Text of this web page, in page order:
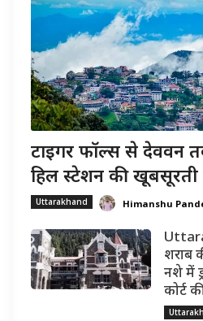
टाइगर फॉल्स से देववन
हिल स्टेशन की खूबसूरती
Uttarakhand Himanshu
शराब
नशे में
कोर्ट